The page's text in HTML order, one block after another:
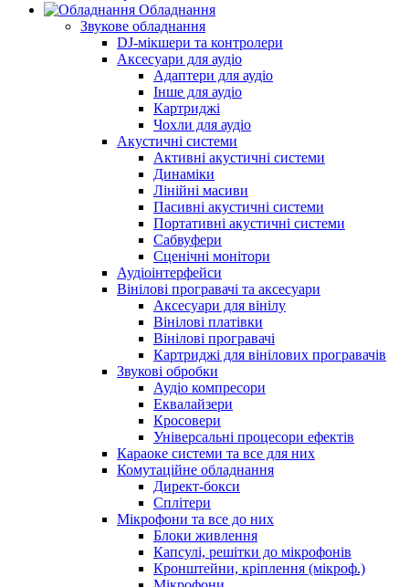
Обладнання
Звукове обладнання
DJ-мікшери та контролери
Аксесуари для аудіо
Адаптери для аудіо
Інше для аудіо
Картриджі
Чохли для аудіо
Акустичні системи
Активні акустичні системи
Динаміки
Лінійні масиви
Пасивні акустичні системи
Портативні акустичні системи
Сабвуфери
Сценічні монітори
Аудіоінтерфейси
Вінілові програвачі та аксесуари
Аксесуари для вінілу
Вінілові платівки
Вінілові програвачі
Картриджі для вінілових програвачів
Звукові обробки
Аудіо компресори
Еквалайзери
Кросовери
Універсальні процесори ефектів
Караоке системи та все для них
Комутаційне обладнання
Директ-бокси
Сплітери
Мікрофони та все до них
Блоки живлення
Капсулі, решітки до мікрофонів
Кронштейни, кріплення (мікроф.)